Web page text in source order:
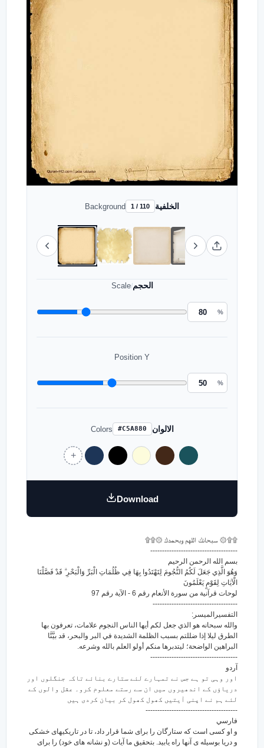
Background 1 / 110 الخلفية
Scale/الحجم
%
Position Y
%
Colors #C5A880 الالوان
Download
۩۩۞ سبحانك اللهم وبحمدك ۞۩۩
-------------------------------------
بسم الله الرحمن الرحيم
وَهُوَ الَّذِي جَعَلَ لَكُمُ النُّجُومَ لِتَهْتَدُوا بِهَا فِي ظُلُمَاتِ الْبَرِّ وَالْبَحْرِ ۗ قَدْ فَصَّلْنَا
الْآيَاتِ لِقَوْمٍ يَعْلَمُونَ
لوحات قرآنية من سورة الأنعام رقم 6 - الآية رقم 97
------------------------------------
التفسيرالميسر:
والله سبحانه هو الذي جعل لكم أيها الناس النجوم علامات، تعرفون بها
الطرق ليلا إذا ضللتم بسبب الظلمة الشديدة في البر والبحر، قد بيَّنَّا
البراهين الواضحة؛ ليتدبرها منكم أولو العلم بالله وشرعه.
-------------------------------------
آردو
اور وہی تو ہے جس نے تمہارے لئے ستارے بنائے تاکہ جنگلوں اور
دریاؤں کے اندھیروں میں ان سے رستے معلوم کرو۔ عقل والوں کے
لئے ہم نے اپنی آیتیں کھول کھول کر بیان کردی ہیں
---------------------------------------
فارسي
و او کسی است که ستارگان را برای شما قرار داد، تا در تاریکیهای خشکی
و دریا بوسیله ی آنها راه یابید. بتحقیق ما آیات (و نشانه های خود) را برای